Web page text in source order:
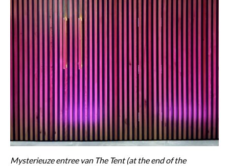
Mysterieuze entree van The Tent (at the end of the